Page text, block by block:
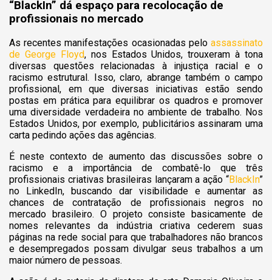
“BlackIn” dá espaço para recolocação de
profissionais no mercado
As recentes manifestações ocasionadas pelo assassinato
de George Floyd, nos Estados Unidos, trouxeram à tona
diversas questões relacionadas à injustiça racial e o
racismo estrutural. Isso, claro, abrange também o campo
profissional, em que diversas iniciativas estão sendo
postas em prática para equilibrar os quadros e promover
uma diversidade verdadeira no ambiente de trabalho. Nos
Estados Unidos, por exemplo, publicitários assinaram uma
carta pedindo ações das agências.
É neste contexto de aumento das discussões sobre o
racismo e a importância de combatê-lo que três
profissionais criativas brasileiras lançaram a ação “BlackIn”
no LinkedIn, buscando dar visibilidade e aumentar as
chances de contratação de profissionais negros no
mercado brasileiro. O projeto consiste basicamente de
nomes relevantes da indústria criativa cederem suas
páginas na rede social para que trabalhadores não brancos
e desempregados possam divulgar seus trabalhos a um
maior número de pessoas.